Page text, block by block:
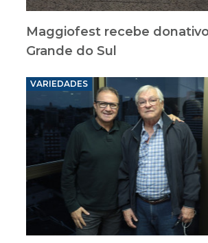
Maggiofest recebe
Grande do Sul
VARIEDADES